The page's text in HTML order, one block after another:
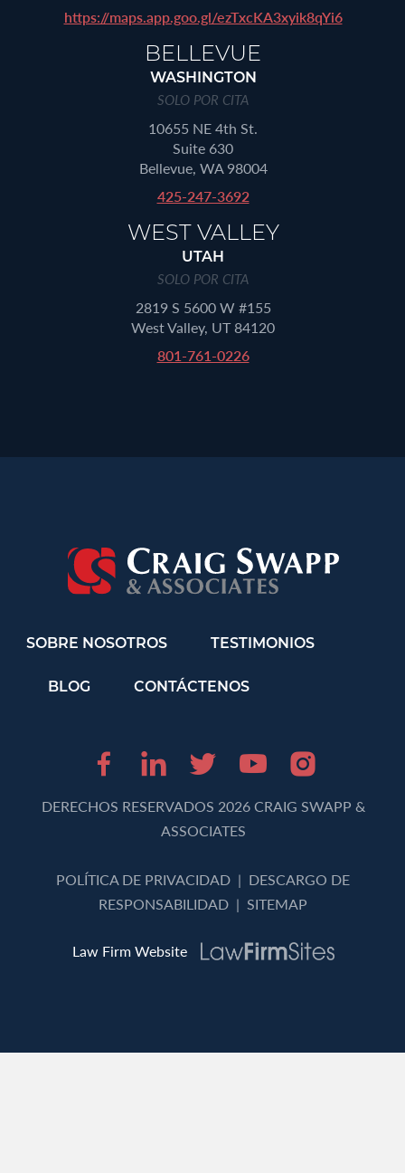
https://maps.app.goo.gl/ezTxcKA3xyik8qYi6
BELLEVUE
WASHINGTON
SOLO POR CITA
10655 NE 4th St.
Suite 630
Bellevue, WA 98004
425-247-3692
WEST VALLEY
UTAH
SOLO POR CITA
2819 S 5600 W #155
West Valley, UT 84120
801-761-0226
SOBRE NOSOTROS TESTIMONIOS
BLOG CONTÁCTENOS
Facebook (opens in
LinkedIn (opens
TwitterYoutube
DERECHOS RESERVADOS 2026 CRAIG SWAPP &
ASSOCIATES
POLÍTICA DE PRIVACIDAD | DESCARGO DE
RESPONSABILIDAD | SITEMAP
Law Firm Website